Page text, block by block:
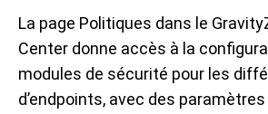
La page Politiques dans le
Center donne accès à la
modules de sécurité pour les
d’endpoints, avec des